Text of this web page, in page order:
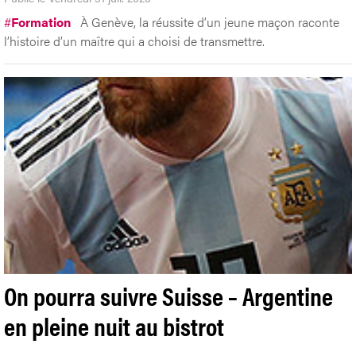
#Formation À Genève, la réussite d’un jeune maçon raconte
l’histoire d’un maître qui a choisi de transmettre.
On pourra suivre Suisse – Argentine
en pleine nuit au bistrot